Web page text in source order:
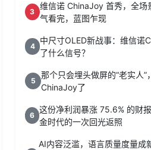
3
维信诺 ChinaJoy 首秀，全场
气看完，蓝图乍现
4
中尺寸OLED新战事：维信诺
了什么信号？
5
那个只会埋头做屏的“老实人”
ChinaJoy了
6
这份净利润暴涨 75.6% 的财
金时代的一次回光返照
AI内容泛滥，语言质量度量